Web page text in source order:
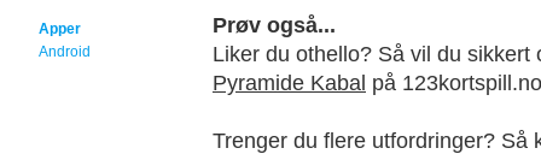
Apper
Android
Prøv også...
Liker du othello? Så vil du
Pyramide Kabal på
Trenger du flere utfordringer? Så